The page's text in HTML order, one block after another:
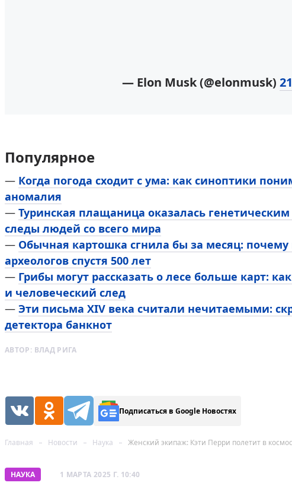
— Elon Musk (@elonmusk)
Популярное
— Когда погода сходит с ума: как синоптики
аномалия
— Туринская плащаница оказалась
следы людей со всего мира
— Обычная картошка сгнила бы за месяц:
археологов спустя 500 лет
— Грибы могут рассказать о лесе больше карт:
и человеческий след
— Эти письма XIV века считали нечитаемыми:
детектора банкнот
АВТОР: ВЛАД РИГА
Подписаться в Google Новостях
Главная Новости Наука Женский экипаж: Кэти Перри полетит в
НАУКА 1 МАРТА 2025 Г. 10:40